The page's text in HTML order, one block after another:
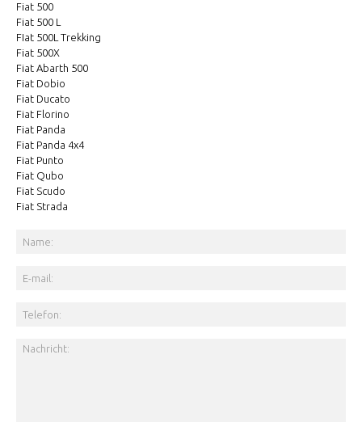
Fiat 500
Fiat 500 L
FIat 500L Trekking
Fiat 500X
Fiat Abarth 500
Fiat Dobio
Fiat Ducato
Fiat Florino
Fiat Panda
Fiat Panda 4x4
Fiat Punto
Fiat Qubo
Fiat Scudo
Fiat Strada